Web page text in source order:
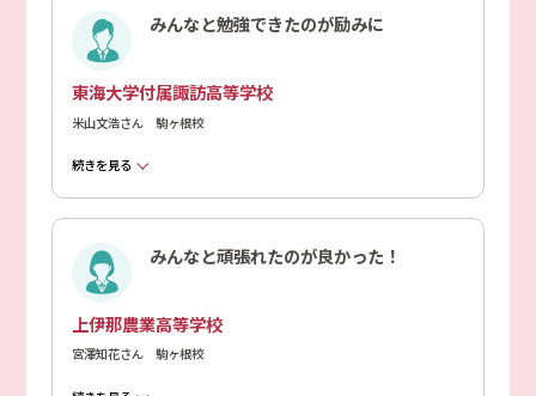
みんなと勉強できたのが励みに
東海大学付属諏訪高等学校
米山文浩さん 駒ヶ根校
続きを見る
みんなと頑張れたのが良かった！
上伊那農業高等学校
宮澤知花さん 駒ヶ根校